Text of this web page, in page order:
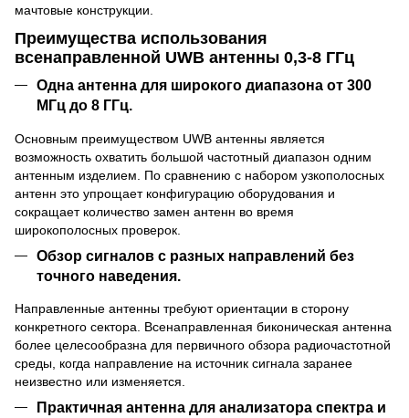
мачтовые конструкции.
Преимущества использования
всенаправленной UWB антенны 0,3-8 ГГц
Одна антенна для широкого диапазона от 300
МГц до 8 ГГц.
Основным преимуществом UWB антенны является
возможность охватить большой частотный диапазон одним
антенным изделием. По сравнению с набором узкополосных
антенн это упрощает конфигурацию оборудования и
сокращает количество замен антенн во время
широкополосных проверок.
Обзор сигналов с разных направлений без
точного наведения.
Направленные антенны требуют ориентации в сторону
конкретного сектора. Всенаправленная биконическая антенна
более целесообразна для первичного обзора радиочастотной
среды, когда направление на источник сигнала заранее
неизвестно или изменяется.
Практичная антенна для анализатора спектра и